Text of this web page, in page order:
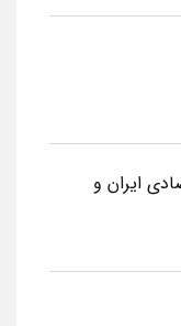
ایران و